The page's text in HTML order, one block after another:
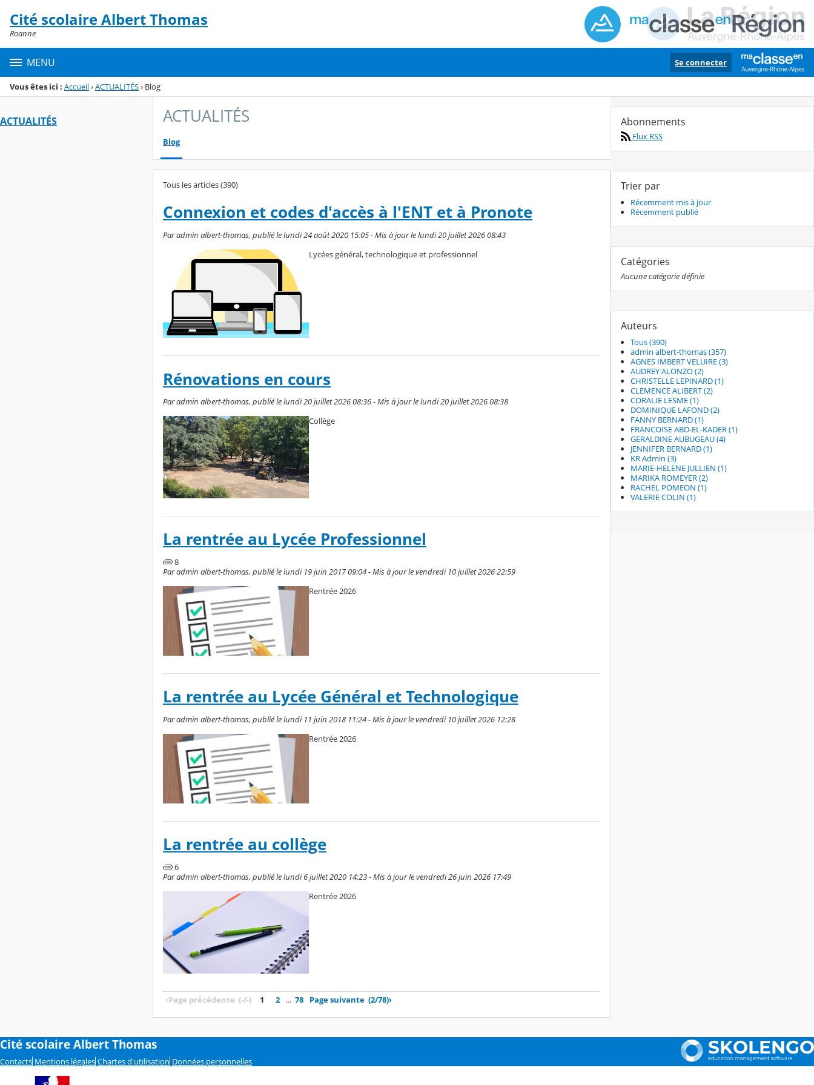
Menu de la rubrique
Contenu
Cité scolaire Albert Thomas
Roanne
MENU Se connecter
Vous êtes ici : Accueil›ACTUALITÉS› Blog
ACTUALITÉS ACTUALITÉS
Blog
Tous les articles (390)
Connexion et codes d'accès à l'ENT et à Pronote
Par admin albert-thomas, publié le lundi 24 août 2020 15:05 - Mis à jour le lundi 20 juillet 2026 08:43
Lycées général, technologique et professionnel
Rénovations en cours
Par admin albert-thomas, publié le lundi 20 juillet 2026 08:36 - Mis à jour le lundi 20 juillet 2026 08:38
Collège
La rentrée au Lycée Professionnel
8
Par admin albert-thomas, publié le lundi 19 juin 2017 09:04 - Mis à jour le vendredi 10 juillet 2026 22:59
Rentrée 2026
La rentrée au Lycée Général et Technologique
Par admin albert-thomas, publié le lundi 11 juin 2018 11:24 - Mis à jour le vendredi 10 juillet 2026 12:28
Rentrée 2026
La rentrée au collège
6
Par admin albert-thomas, publié le lundi 6 juillet 2020 14:23 - Mis à jour le vendredi 26 juin 2026 17:49
Rentrée 2026
‹Page précédente (-/-) 1 2 … 78 Page suivante (2/78)›
Abonnements
Flux RSS
Trier par
Récemment mis à jour
Récemment publié
Catégories
Aucune catégorie définie
Auteurs
Tous (390)
admin albert-thomas (357)
AGNES IMBERT VELUIRE (3)
AUDREY ALONZO (2)
CHRISTELLE LEPINARD (1)
CLEMENCE ALIBERT (2)
CORALIE LESME (1)
DOMINIQUE LAFOND (2)
FANNY BERNARD (1)
FRANCOISE ABD-EL-KADER (1)
GERALDINE AUBUGEAU (4)
JENNIFER BERNARD (1)
KR Admin (3)
MARIE-HELENE JULLIEN (1)
MARIKA ROMEYER (2)
RACHEL POMEON (1)
VALERIE COLIN (1)
Cité scolaire Albert Thomas
Contacts Mentions légales Chartes d'utilisation Données personnelles